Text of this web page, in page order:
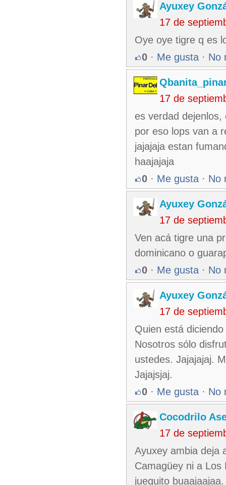
Ayuxey
17 de
Oye oye tigre q es
0 · Me gusta · No
17 de
es verdad
por eso lops van a
jajajaja estan
haajajaja
0 · Me gusta · No
Ayuxey
17 de
Ven acá tigre una
dominicano o
0 · Me gusta · No
Ayuxey
17 de
Quien está
Nosotros sólo
ustedes. Jajajajaj.
Jajajsjaj.
0 · Me gusta · No
Cocodrilo
17 de
Ayuxey ambia deja
Camagüey ni a
jueguito